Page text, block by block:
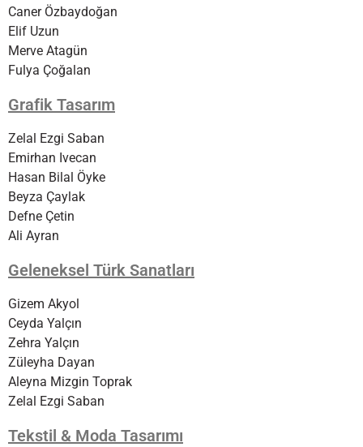
Caner Özbaydoğan
Elif Uzun
Merve Atagün
Fulya Çoğalan
Grafik Tasarım
Zelal Ezgi Saban
Emirhan Ivecan
Hasan Bilal Öyke
Beyza Çaylak
Defne Çetin
Ali Ayran
Geleneksel Türk Sanatları
Gizem Akyol
Ceyda Yalçın
Zehra Yalçın
Züleyha Dayan
Aleyna Mizgin Toprak
Zelal Ezgi Saban
Tekstil & Moda Tasarımı